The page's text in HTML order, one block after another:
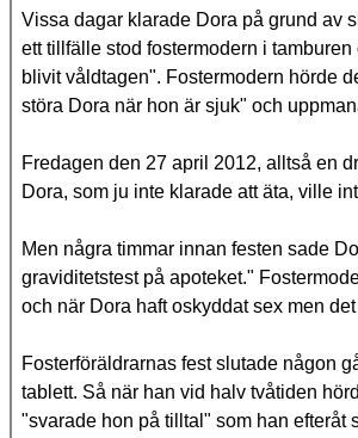
Vissa dagar klarade Dora på grund av
ett tillfälle stod fostermodern i
blivit våldtagen". Fostermodern hörde
störa Dora när hon är sjuk" och
Fredagen den 27 april 2012, alltså en
Dora, som ju inte klarade att äta, ville
Men några timmar innan festen sade
graviditetstest på apoteket."
och när Dora haft oskyddat sex men
Fosterföräldrarnas fest slutade någon
tablett. Så när han vid halv tvåtiden
"svarade hon på tilltal" som han efteråt